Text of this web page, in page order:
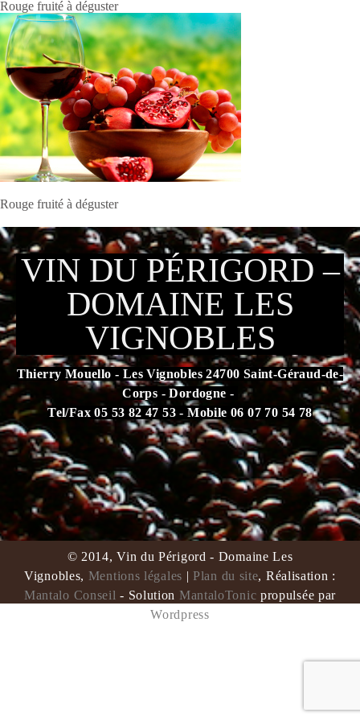
Rouge fruité à déguster
Rouge fruité à déguster
VIN DU PÉRIGORD –
DOMAINE LES
VIGNOBLES
Thierry Mouello - Les Vignobles 24700 Saint-Géraud-de-
Corps - Dordogne -
Tel/Fax 05 53 82 47 53 - Mobile 06 07 70 54 78
L'abus d'alcool est dangereux pour la santé. À consommer
avec modération.
© 2014, Vin du Périgord - Domaine Les
Vignobles, Mentions légales | Plan du site, Réalisation :
Mantalo Conseil - Solution MantaloTonic propulsée par
Wordpress